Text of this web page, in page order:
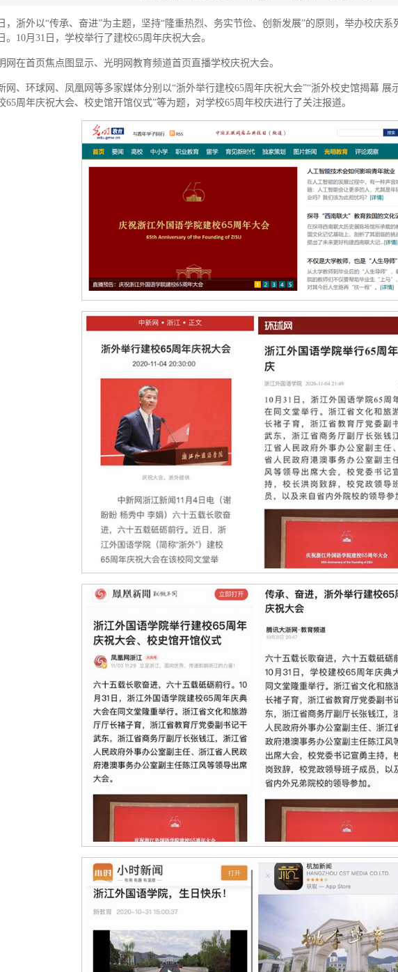
，浙外以“传承、奋进”为主题，坚持“隆重热烈、务实节俭、创新发展”的原则，举办校庆系
。10月31日，学校举行了建校65周年庆祝大会。
网在首页焦点图显示、光明网教育频道首页直播学校庆祝大会。
网、环球网、凤凰网等多家媒体分别以“浙外举行建校65周年庆祝大会”“浙外校史馆揭幕 展
65周年庆祝大会、校史馆开馆仪式”等为题，对学校65周年校庆进行了关注报道。